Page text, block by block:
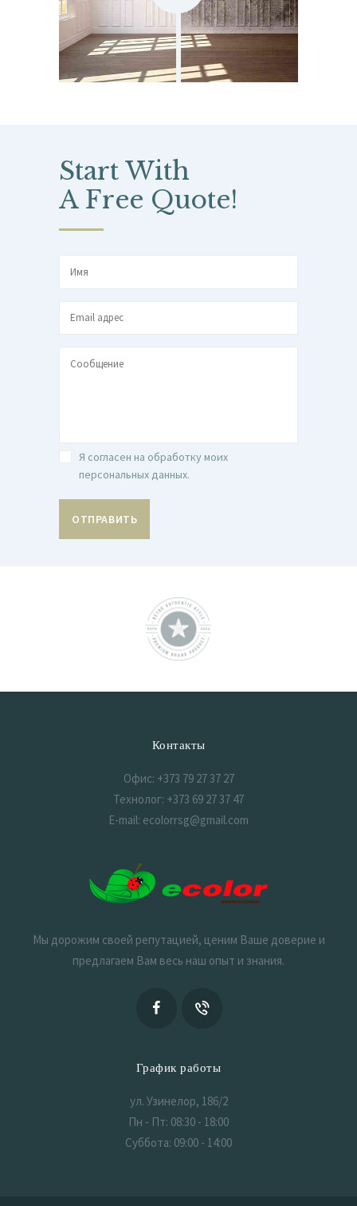
Start With
A Free Quote!
Я согласен на обработку моих
персональных данных.
Контакты
Офис: +373 79 27 37 27
Технолог: +373 69 27 37 47
E-mail: ecolorrsg@gmail.com
Мы дорожим своей репутацией, ценим Ваше доверие и
предлагаем Вам весь наш опыт и знания.
График работы
ул. Узинелор, 186/2
Пн - Пт: 08:30 - 18:00
Суббота: 09:00 - 14:00